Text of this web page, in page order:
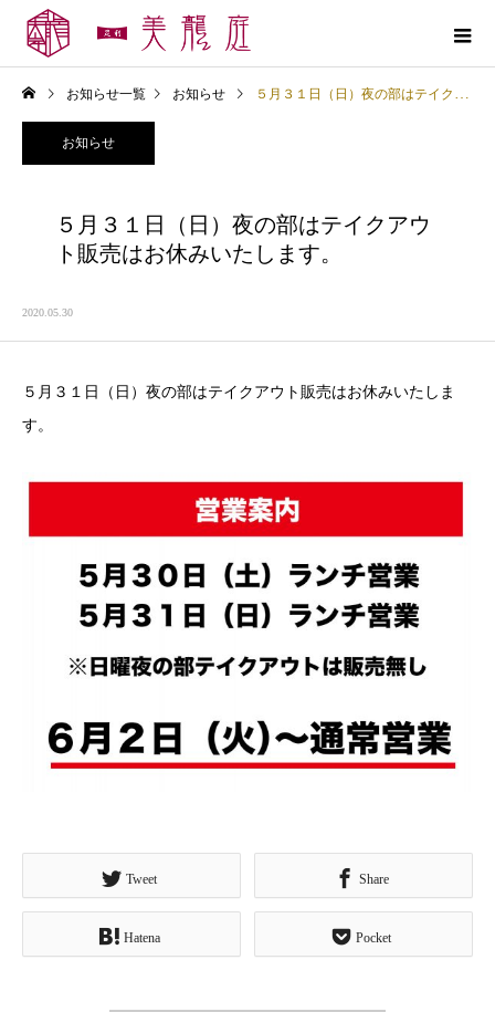
お知らせ一覧 お知らせ ５月３１日（日）夜の部はテイクアウト販売はお休みいたします。
お知らせ
５月３１日（日）夜の部はテイクアウ
ト販売はお休みいたします。
2020.05.30
５月３１日（日）夜の部はテイクアウト販売はお休みいたしま
す。
Tweet Share
Hatena Pocket